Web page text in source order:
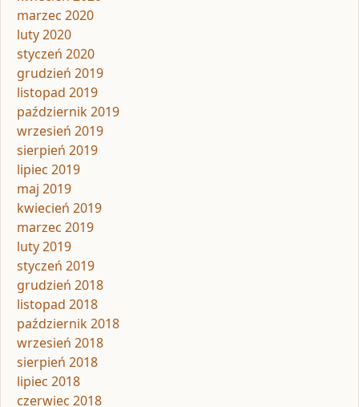
marzec 2020
luty 2020
styczeń 2020
grudzień 2019
listopad 2019
październik 2019
wrzesień 2019
sierpień 2019
lipiec 2019
maj 2019
kwiecień 2019
marzec 2019
luty 2019
styczeń 2019
grudzień 2018
listopad 2018
październik 2018
wrzesień 2018
sierpień 2018
lipiec 2018
czerwiec 2018